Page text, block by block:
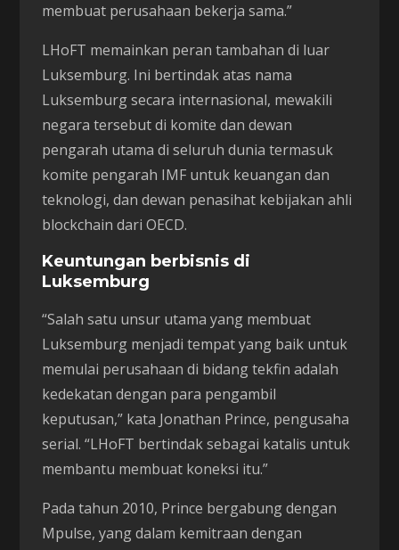
membuat perusahaan bekerja sama.”
LHoFT memainkan peran tambahan di luar
Luksemburg. Ini bertindak atas nama
Luksemburg secara internasional, mewakili
negara tersebut di komite dan dewan
pengarah utama di seluruh dunia termasuk
komite pengarah IMF untuk keuangan dan
teknologi, dan dewan penasihat kebijakan ahli
blockchain dari OECD.
Keuntungan berbisnis di
Luksemburg
“Salah satu unsur utama yang membuat
Luksemburg menjadi tempat yang baik untuk
memulai perusahaan di bidang tekfin adalah
kedekatan dengan para pengambil
keputusan,” kata Jonathan Prince, pengusaha
serial. “LHoFT bertindak sebagai katalis untuk
membantu membuat koneksi itu.”
Pada tahun 2010, Prince bergabung dengan
Mpulse, yang dalam kemitraan dengan